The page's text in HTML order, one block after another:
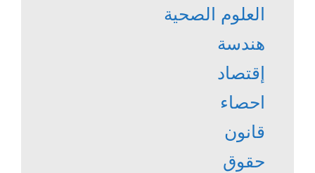
العلوم الصحية
هندسة
إقتصاد
احصاء
قانون
حقوق